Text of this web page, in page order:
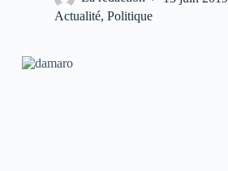
Actualité, Politique